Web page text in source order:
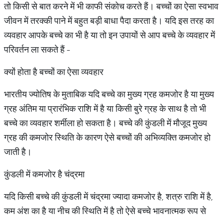
तो किसी से बात करने में भी काफी संकोच करते हैं। बच्चों का ऐसा स्वभाव
जीवन में तरक्की पाने में बहुत बड़ी बाधा पैदा करता है। यदि इस तरह का
व्यवहार आपके बच्चे का भी है या तो इन उपायों से आप बच्चे के व्यवहार में
परिवर्तन ला सकते हैं -
क्यों होता है बच्चों का ऐसा व्यवहार
भारतीय ज्योतिष के मुताबिक यदि बच्चे का मुख्य ग्रह कमजोर है या मुख्य
ग्रह अंतिम या प्रारंभिक राशि में है या किसी बुरे ग्रह के साथ है तो भी
बच्चे का व्यवहार शर्मीला हो सकता है। बच्चे की कुंडली में मौजूद मुख्य
ग्रह की कमजोर स्थिति के कारण ऐसे बच्चों की अभिव्यक्ति कमजोर हो
जाती है।
कुंडली में कमजोर है चंद्रमा
यदि किसी बच्चे की कुंडली में चंद्रमा ज्यादा कमजोर है, शत्रु राशि में है,
कम अंश का है या नीच की स्थिति में है तो ऐसे बच्चे भावनात्मक रूप से